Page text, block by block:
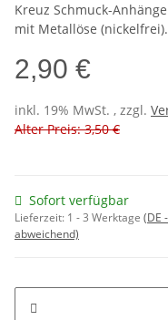
Kreuz Schmuck-
mit Metallöse (nickelfrei).
2,90 €
inkl. 19% MwSt. , zzgl.
Alter Preis: 3,50 €
Sofort verfügbar
Lieferzeit: 1 - 3 Werktage (DE
abweichend)